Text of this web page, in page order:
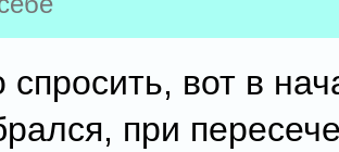
вот в
при